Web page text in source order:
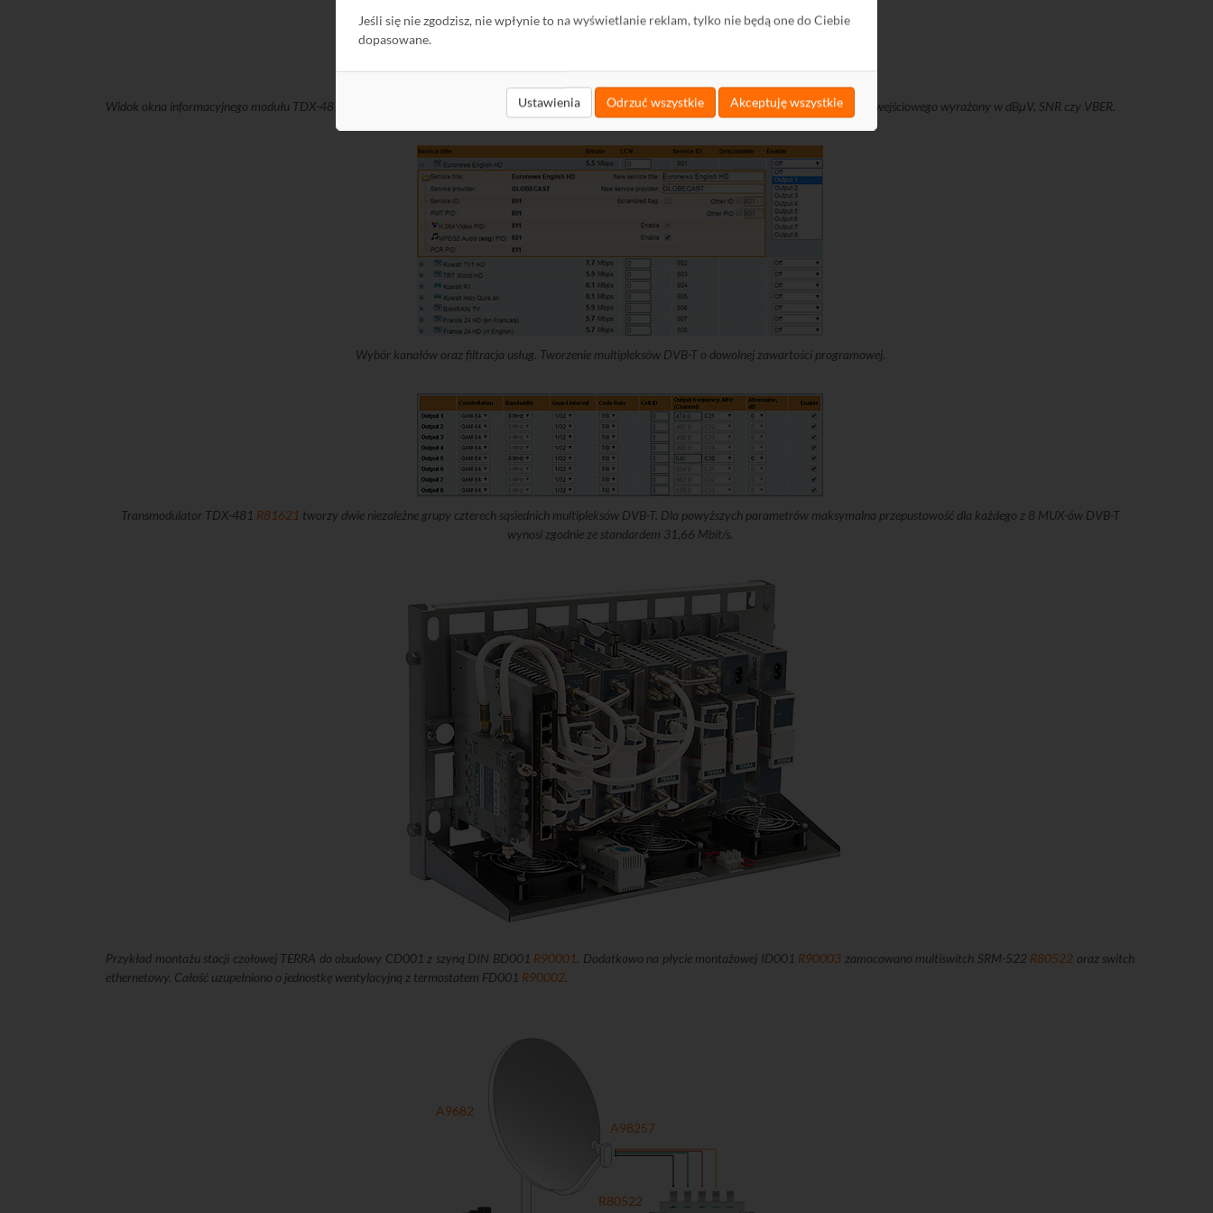
Jeśli się nie zgodzisz, nie wpłynie to na wyświetlanie reklam, tylko nie będą one do Ciebie
dopasowane.
Ustawienia Odrzuć wszystkie Akceptuję wszystkie
Widok okna informacyjnego modułu TDX-481 . Najważniejsze parametry sygnałów cyfrowych dla ośmiu strumieni DVB-S/S2 - poziom sygnału wejściowego wyrażony w dBμV, SNR czy VBER.
Wybór kanałów oraz filtracja usług. Tworzenie multipleksów DVB-T o dowolnej zawartości programowej.
Transmodulator TDX-481 R81621 tworzy dwie niezależne grupy czterech sąsiednich multipleksów DVB-T. Dla powyższych parametrów maksymalna przepustowość dla każdego z 8 MUX-ów DVB-T
wynosi zgodnie ze standardem 31,66 Mbit/s.
Przykład montażu stacji czołowej TERRA do obudowy CD001 z szyną DIN BD001 R90001. Dodatkowo na płycie montażowej ID001 R90003 zamocowano multiswitch SRM-522 R80522 oraz switch
ethernetowy. Całość uzupełniono o jednostkę wentylacyjną z termostatem FD001 R90002.
A9682
A98257
R80522